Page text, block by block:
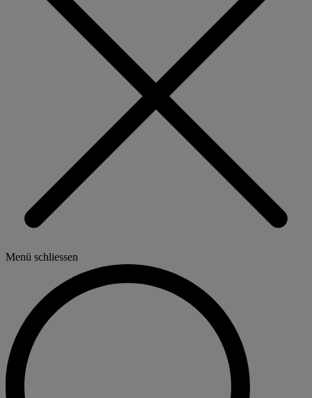
Menü schliessen